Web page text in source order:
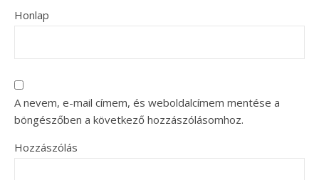
Honlap
A nevem, e-mail címem, és weboldalcímem mentése a
böngészőben a következő hozzászólásomhoz.
Hozzászólás